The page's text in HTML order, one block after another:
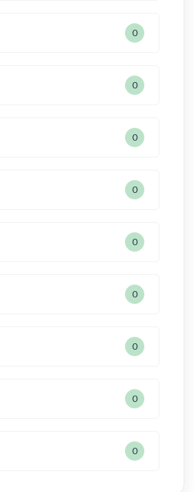
0
0
0
0
0
0
0
0
0